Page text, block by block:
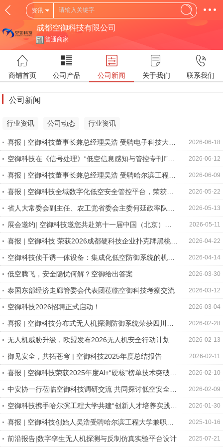
资讯
成都空御科技有限公司
普通商家
商铺首页 公司产品 公司新闻 关于我们 联系我们
公司新闻
行业资讯 公司动态 行业资讯
喜报 | 空御科技董事长兼总经理吴浩 受聘电子科技大学
协议研究员
2026-06-18
空御科技在《信号处理》“低空信息感知与管控专刊I”刊
发论文：基于多模态信息融合的无人机探测技术
2026-06-12
喜报 | 空御科技董事长兼总经理吴浩 受聘哈尔滨工程大
学兼职博士研究生指导教师
2026-06-09
喜报 | 空御科技全域数字化低空安全管控平台，荣获
2026年低空经济产业优秀示范项目
2026-05-22
省人大常委会副主任、农工党省委会主委何延政率队莅
临空御科技调研交流
2026-05-13
展会邀约| 空御科技邀您共赴第十一届中国（北京）军
事智能技术装备博览会
2026-05-11
喜报 | 空御科技 荣获2026成都硬科技企业扑克牌黑桃上
榜企业
2026-04-22
空御科技侦干诱一体设备：集成化低空防御系统的机动
部署解决方案
2026-04-14
低空腾飞，安全隐忧何解？空御给出答案 2026-03-30
泰国东部经济走廊管委会代表团莅临空御科技考察交流 2026-03-12
空御科技2026招聘正式启动！ 2026-03-04
喜报 | 空御科技分布式无人机探测防御系统荣获四川
省“首台套”认定
2026-02-28
无人机威胁升级，欧盟发布2026无人机安全行动计划 2026-02-13
御见安全，共拓苍穹 | 空御科技2025年度总结报告 2026-02-11
喜报 | 空御科技荣获2025年度Al+“硬核”榜单技术突破
奖！
2026-02-10
中安协一行莅临空御科技调研交流 共同探讨低空安全治
理新路径
2026-02-09
空御科技携手哈尔滨工程大学共建“创新人才培养实践中
心”
2026-01-30
喜报 | 空御科技创始人吴浩受聘哈尔滨工程大学兼职教
授！
2025-10-16
前沿报告|数字孪生无人机探测与反制仿真实验平台设计 2025-07-21